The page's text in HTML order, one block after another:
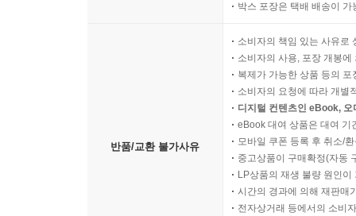
박스 포장은 택배 배송이
반품/교환 불가사유
소비자의 책임 있는 사유로
소비자의 사용, 포장 개봉
복제가 가능한 상품 등의
소비자의 요청에 따라 개별
디지털 컨텐츠인 eBook,
eBook 대여 상품은 대여 기
모바일 쿠폰 등록 후 취소/
중고상품이 구매확정(자동
LP상품의 재생 불량 원인
시간의 경과에 의해 재판매
전자상거래 등에서의 소비